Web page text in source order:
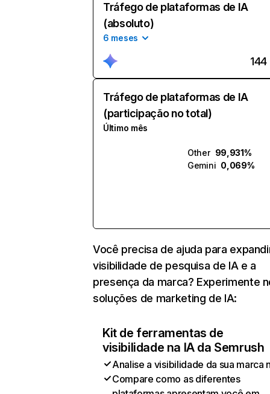
Tráfego de plataformas de IA
(absoluto)
6 meses
144
Tráfego de plataformas de IA
(participação no total)
Último mês
Other 99,931%
Gemini 0,069%
Você precisa de ajuda para
visibilidade de pesquisa de IA e a
presença da marca? Experimente
soluções de marketing de IA:
Kit de ferramentas de
visibilidade na IA da Semrush
Analise a visibilidade da sua marca
Compare como as diferentes